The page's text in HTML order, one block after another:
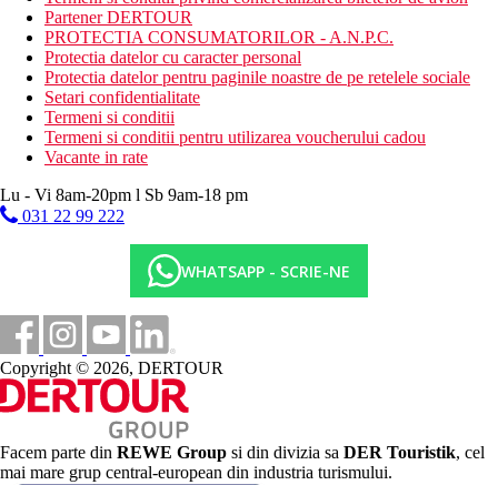
250 m
Centrul orasului
400 m
Distanta pana la plaja
Plaja
Sezlonguri pe plaja contra cost
Vacanta la plaja
Sezlonguri si umbrele gratuite la piscina
Piscina pentru copii
Bar langa piscina
Galerie foto
Partener DERTOUR
PROTECTIA CONSUMATORILOR - A.N.P.C.
Protectia datelor cu caracter personal
Protectia datelor pentru paginile noastre de pe retelele sociale
Setari confidentialitate
Termeni si conditii
Termeni si conditii pentru utilizarea voucherului cadou
Vacante in rate
Lu - Vi 8am-20pm l Sb 9am-18 pm
031 22 99 222
WHATSAPP - SCRIE-NE
Copyright © 2026, DERTOUR
Facem parte din REWE Group si din divizia sa DER Touristik, cel
mai mare grup central-european din industria turismului.